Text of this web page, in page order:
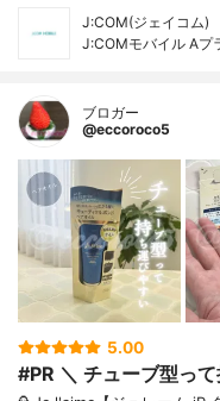
J:COM(ジェイコム)
J:COMモバイル Aプ
ブロガー
@eccoroco5
5.00
#PR ＼ チューブ型っ